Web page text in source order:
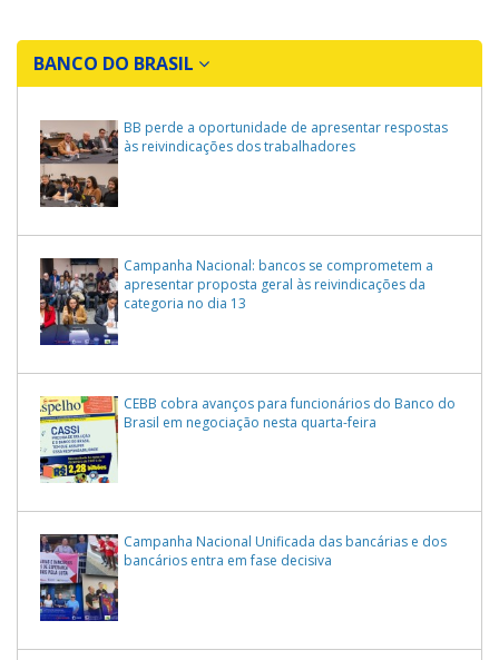
BANCO DO BRASIL
BB perde a oportunidade de apresentar respostas
às reivindicações dos trabalhadores
Campanha Nacional: bancos se comprometem a
apresentar proposta geral às reivindicações da
categoria no dia 13
CEBB cobra avanços para funcionários do Banco do
Brasil em negociação nesta quarta-feira
Campanha Nacional Unificada das bancárias e dos
bancários entra em fase decisiva